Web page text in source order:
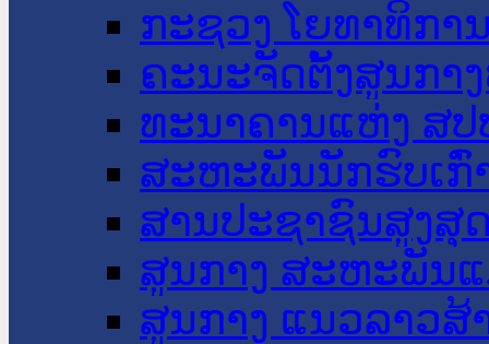
ກະຊວງ ໂຍທາທິກາ
ຄະນະຈັດຕັ້ງສູນກາ
ທະນາຄານແຫ່ງ ສປ
ສະຫະພັນນັກຮົບເກົ່
ສານປະຊາຊົນສູງສຸ
ສູນກາງ ສະຫະພັນ
ສູນກາງ ແນວລາວສ້